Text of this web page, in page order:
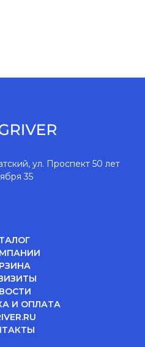
ул. Проспект 50 лет
35
И ОПЛАТА